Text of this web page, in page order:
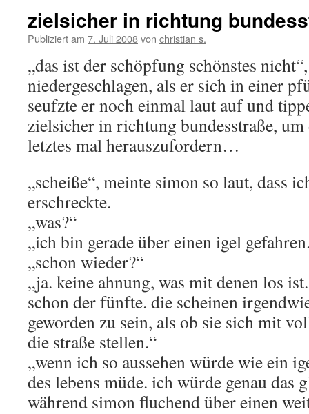
zielsicher in richtung
Publiziert am 7. Juli 2008von christian s.
„das ist der schöpfung schönstes
niedergeschlagen, als er sich in einer
seufzte er noch einmal laut auf und
zielsicher in richtung bundesstraße, um
letztes mal herauszufordern…
„scheiße“, meinte simon so laut, dass
erschreckte.
„was?“
„ich bin gerade über einen igel
„schon wieder?“
„ja. keine ahnung, was mit denen los
schon der fünfte. die scheinen
geworden zu sein, als ob sie sich mit
die straße stellen.“
„wenn ich so aussehen würde wie ein
des lebens müde. ich würde genau das
während simon fluchend über einen